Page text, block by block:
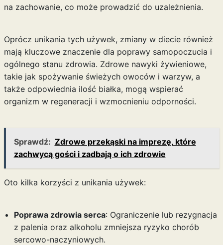
na zachowanie, co może prowadzić do uzależnienia.
Oprócz unikania tych używek, zmiany w diecie również
mają kluczowe znaczenie dla poprawy samopoczucia i
ogólnego stanu zdrowia. Zdrowe nawyki żywieniowe,
takie jak spożywanie świeżych owoców i warzyw, a
także odpowiednia ilość białka, mogą wspierać
organizm w regeneracji i wzmocnieniu odporności.
Sprawdź: Zdrowe przekąski na imprezę, które
zachwycą gości i zadbają o ich zdrowie
Oto kilka korzyści z unikania używek:
Poprawa zdrowia serca: Ograniczenie lub rezygnacja
z palenia oraz alkoholu zmniejsza ryzyko chorób
sercowo-naczyniowych.